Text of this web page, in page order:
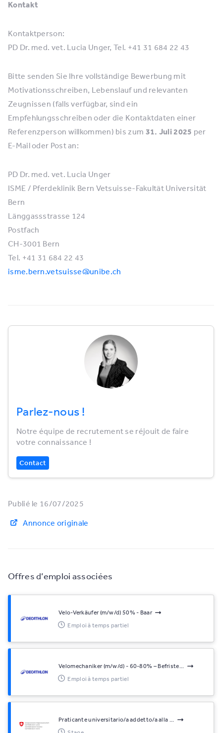
Offres d’emploi associées
Velo-Verkäufer (m/w/d) 50% - Baar
Emploi à temps partiel
Velomechaniker (m/w/d) - 60-80% – Befriste...
Emploi à temps partiel
Praticante universitario/a addetto/a alla ...
Kontakt
Kontaktperson:
PD Dr. med. vet. Lucia Unger, Tel. +41 31 684 22 43
Bitte senden Sie Ihre vollständige Bewerbung mit
Motivationsschreiben, Lebenslauf und relevanten
Zeugnissen (falls verfügbar, sind ein
Empfehlungsschreiben oder die Kontaktdaten einer
Referenzperson willkommen) bis zum 31. Juli 2025 per
E-Mail oder Post an:
PD Dr. med. vet. Lucia Unger
ISME / Pferdeklinik Bern Vetsuisse-Fakultät Universität
Bern
Länggassstrasse 124
Postfach
CH-3001 Bern
Tel. +41 31 684 22 43
isme.bern.vetsuisse@unibe.ch
Parlez-nous !
Notre équipe de recrutement se réjouit de faire
votre connaissance !
Contact
Publié le 16/07/2025
Annonce originale